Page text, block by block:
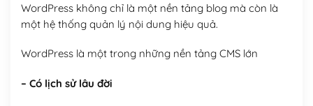
WordPress không chỉ là một nền tảng blog mà còn là
một hệ thống quản lý nội dung hiệu quả.
WordPress là một trong những nền tảng CMS lớn
– Có lịch sử lâu đời